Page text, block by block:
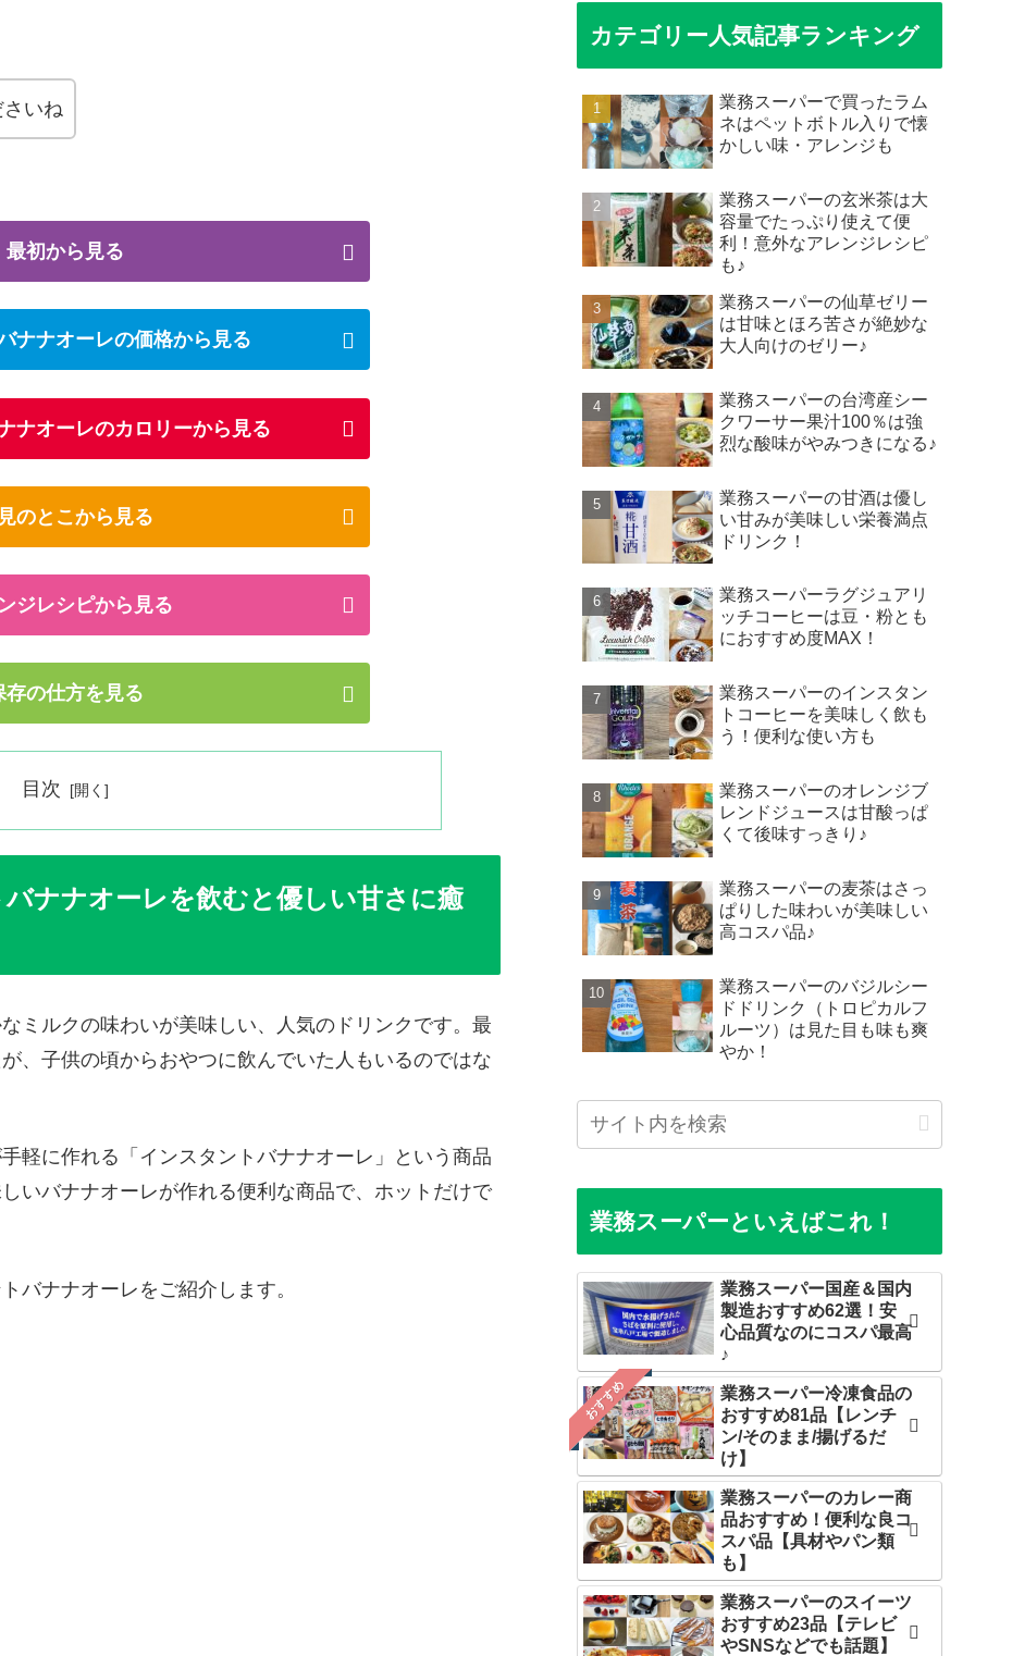
さいね
最初から見る
ナナオーレの価格から見る
ナオーレのカロリーから見る
のとこから見る
ジレシピから見る
存の仕方を見る
目次
ナナオーレを飲むと優しい甘さに癒
ミルクの味わいが美味しい、人気のドリンクです。最
、子供の頃からおやつに飲んでいた人もいるのではな
軽に作れる「インスタントバナナオーレ」という商品
いバナナオーレが作れる便利な商品で、ホットだけで
バナナオーレをご紹介します。
カテゴリー人気記事ランキング
業務スーパーで買ったラム
ネはペットボトル入りで懐
かしい味・アレンジも
業務スーパーの玄米茶は大
容量でたっぷり使えて便
利！意外なアレンジレシピ
も♪
業務スーパーの仙草ゼリー
は甘味とほろ苦さが絶妙な
大人向けのゼリー♪
業務スーパーの台湾産シー
クワーサー果汁100％は強
烈な酸味がやみつきになる♪
業務スーパーの甘酒は優し
い甘みが美味しい栄養満点
ドリンク！
業務スーパーラグジュアリ
ッチコーヒーは豆・粉とも
におすすめ度MAX！
業務スーパーのインスタン
トコーヒーを美味しく飲も
う！便利な使い方も
業務スーパーのオレンジブ
レンドジュースは甘酸っぱ
くて後味すっきり♪
業務スーパーの麦茶はさっ
ぱりした味わいが美味しい
高コスパ品♪
業務スーパーのバジルシー
ドドリンク（トロピカルフ
ルーツ）は見た目も味も爽
やか！
業務スーパーといえばこれ！
業務スーパー国産＆国内
製造おすすめ62選！安
心品質なのにコスパ最高
♪
おすすめ
業務スーパー冷凍食品の
おすすめ81品【レンチ
ン/そのまま/揚げるだ
け】
業務スーパーのカレー商
品おすすめ！便利な良コ
スパ品【具材やパン類
も】
業務スーパーのスイーツ
おすすめ23品【テレビ
やSNSなどでも話題】